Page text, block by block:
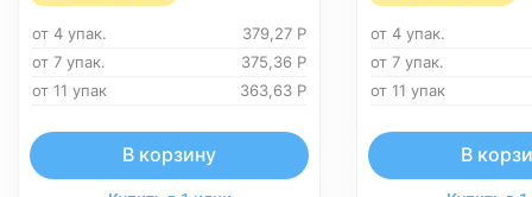
от 4 упак. 379,27 Р
от 7 упак.
375,36 Р
от 11 упак
363,63 Р
В корзину
от 4 упак.
от 7 упак.
от 11 упак
В